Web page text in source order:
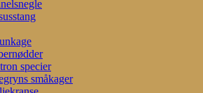
specier
småkager